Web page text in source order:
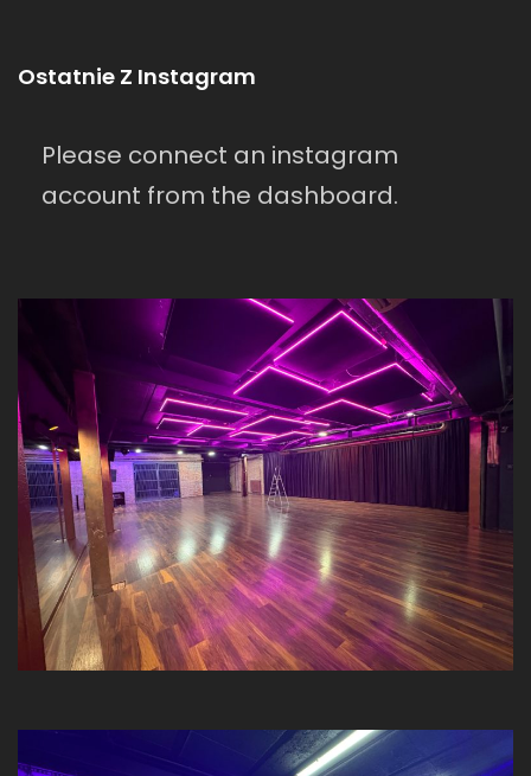
Ostatnie Z Instagram
Please connect an instagram
account from the dashboard.